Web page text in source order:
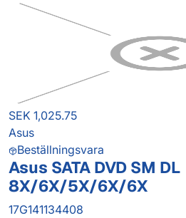
SEK 1,025.75
Asus
Beställningsvara
Asus SATA DVD SM DL
8X/6X/5X/6X/6X
17G141134408